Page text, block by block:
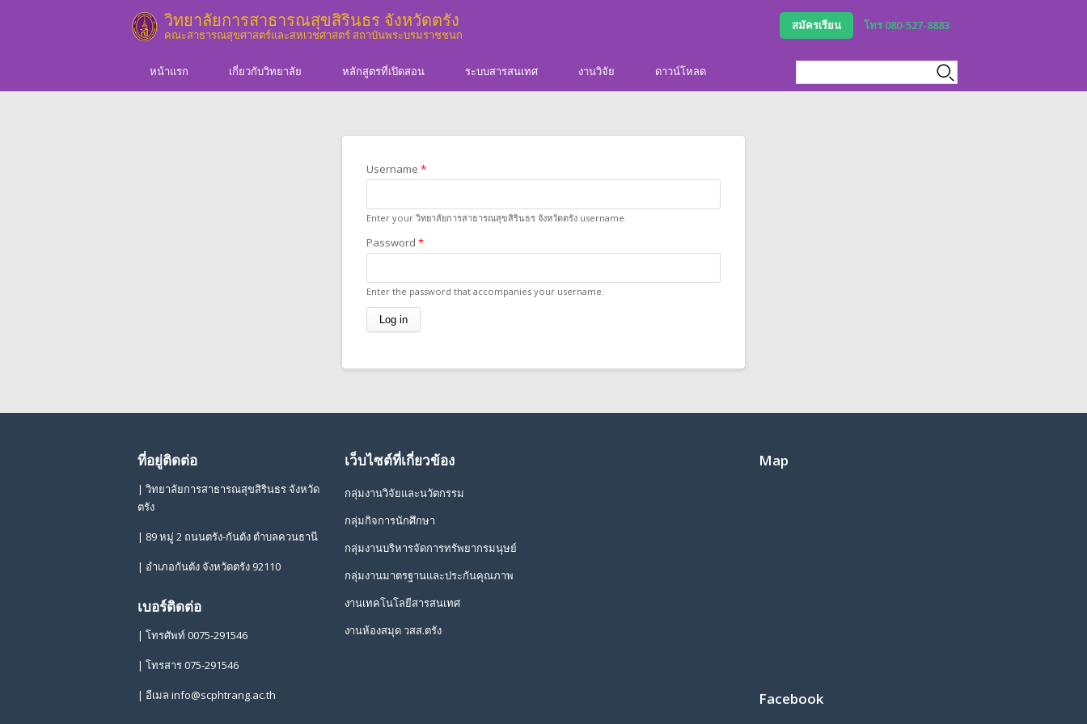
สมัครเรียน
โทร 080-527-8883
วิทยาลัยการสาธารณสุขสิรินธร จังหวัดตรัง
คณะสาธารณสุขศาสตร์และสหเวชศาสตร์ สถาบันพระบรมราชชนก
หน้าแรก เกี่ยวกับวิทยาลัย หลักสูตรที่เปิดสอน ระบบสารสนเทศ งานวิจัย ดาวน์โหลด
You are here
Username *
Enter your วิทยาลัยการสาธารณสุขสิรินธร จังหวัดตรัง username.
Password *
Enter the password that accompanies your username.
ที่อยู่ติดต่อ
| วิทยาลัยการสาธารณสุขสิรินธร จังหวัด
ตรัง
| 89 หมู่ 2 ถนนตรัง-กันตัง ตำบลควนธานี
| อำเภอกันตัง จังหวัดตรัง 92110
เบอร์ติดต่อ
| โทรศัพท์ 0075-291546
| โทรสาร 075-291546
| อีเมล info@scphtrang.ac.th
เว็บไซต์ที่เกี่ยวข้อง
กลุ่มงานวิจัยและนวัตกรรม
กลุ่มกิจการนักศึกษา
กลุ่มงานบริหารจัดการทรัพยากรมนุษย์
กลุ่มงานมาตรฐานและประกันคุณภาพ
งานเทคโนโลยีสารสนเทศ
งานห้องสมุด วสส.ตรัง
Map
Facebook